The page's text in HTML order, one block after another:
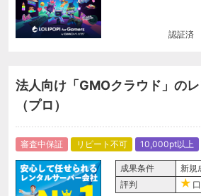
認証済
法人向け「GMOクラウド」の
（プロ）
審査中保証 リピート不可 10,000pt以上
成果条件
新規
評判